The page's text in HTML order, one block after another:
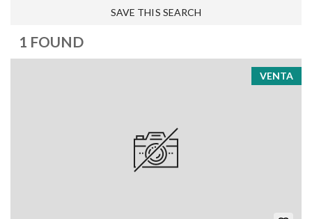
SAVE THIS SEARCH
1 FOUND
VENTA